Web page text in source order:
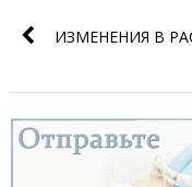
ИЗМЕНЕНИЯ В